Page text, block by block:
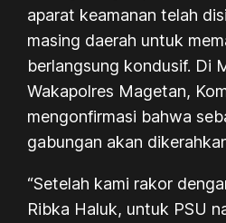
aparat keamanan telah
masing daerah untuk
berlangsung kondusif. Di
Wakapolres Magetan,
mengonfirmasi bahwa
gabungan akan
“Setelah kami rakor
Ribka Haluk, untuk PSU